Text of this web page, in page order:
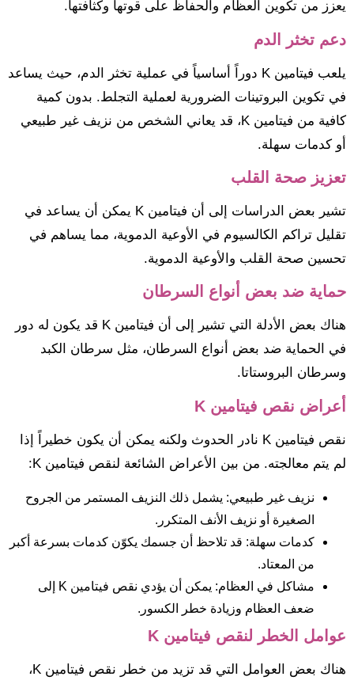
يعزز من تكوين العظام والحفاظ على قوتها وكثافتها.
دعم تخثر الدم
يلعب فيتامين K دوراً أساسياً في عملية تخثر الدم، حيث يساعد
في تكوين البروتينات الضرورية لعملية التجلط. بدون كمية
كافية من فيتامين K، قد يعاني الشخص من نزيف غير طبيعي
أو كدمات سهلة.
تعزيز صحة القلب
تشير بعض الدراسات إلى أن فيتامين K يمكن أن يساعد في
تقليل تراكم الكالسيوم في الأوعية الدموية، مما يساهم في
تحسين صحة القلب والأوعية الدموية.
حماية ضد بعض أنواع السرطان
هناك بعض الأدلة التي تشير إلى أن فيتامين K قد يكون له دور
في الحماية ضد بعض أنواع السرطان، مثل سرطان الكبد
وسرطان البروستاتا.
أعراض نقص فيتامين K
نقص فيتامين K نادر الحدوث ولكنه يمكن أن يكون خطيراً إذا
لم يتم معالجته. من بين الأعراض الشائعة لنقص فيتامين K:
نزيف غير طبيعي: يشمل ذلك النزيف المستمر من الجروح
الصغيرة أو نزيف الأنف المتكرر.
كدمات سهلة: قد تلاحظ أن جسمك يكوّن كدمات بسرعة أكبر
من المعتاد.
مشاكل في العظام: يمكن أن يؤدي نقص فيتامين K إلى
ضعف العظام وزيادة خطر الكسور.
عوامل الخطر لنقص فيتامين K
هناك بعض العوامل التي قد تزيد من خطر نقص فيتامين K،